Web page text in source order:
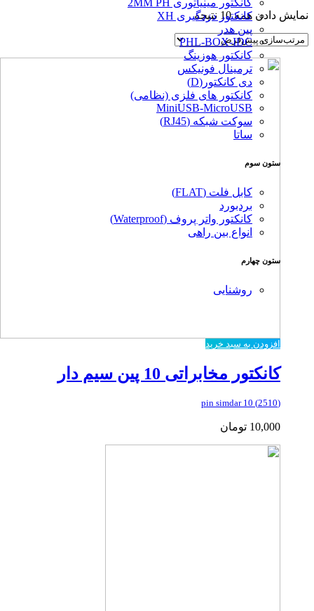
کانکتور دزدگیری XH
پین هدر
PHL-BOX-IDC
کانکتور هوزینگ
ترمینال فونیکس
دی کانکتور(D)
کانکتور های فلزی (نظامی)
MiniUSB-MicroUSB
سوکت شبکه (RJ45)
ساتا
ستون سوم
کابل فلت (FLAT)
بردبورد
کانکتور واتر پروف (Waterproof)
انواع بین راهی
ستون چهارم
روشنایی
نمایش دادن همه 10 نتیجه
افزودن به سبد خرید
کانکتور مخابراتی 10 پین سیم دار
(2510) 10 pin simdar
10,000 تومان